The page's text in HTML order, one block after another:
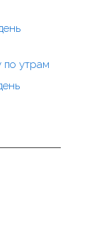
по утрам